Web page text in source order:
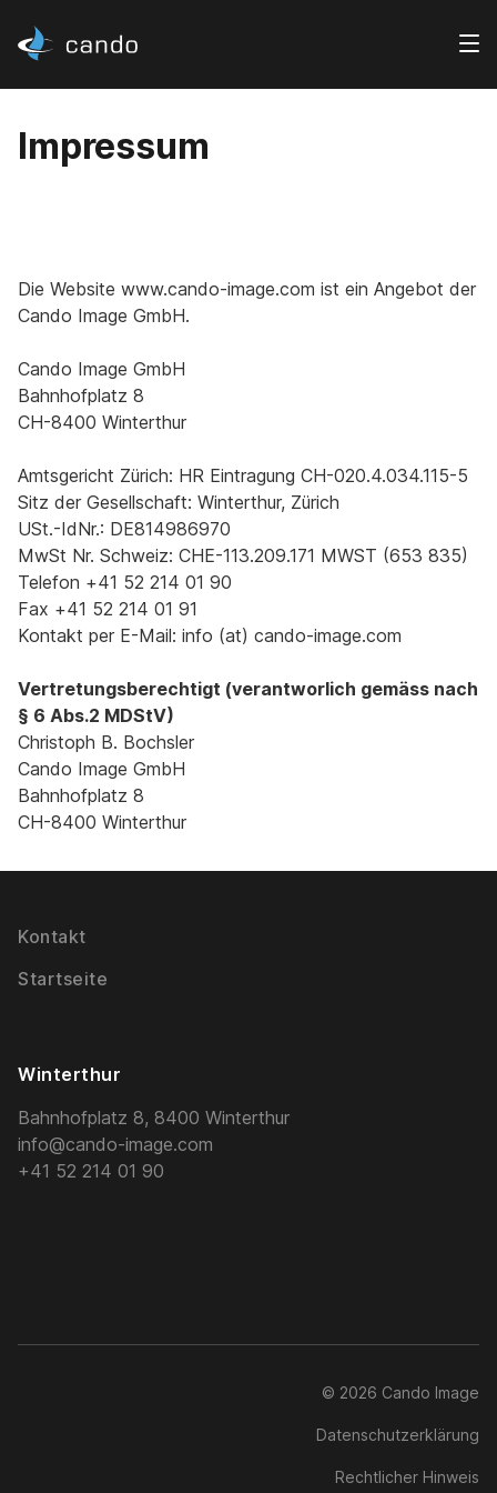
Impressum
Die Website www.cando-image.com ist ein Angebot der
Cando Image GmbH.
Cando Image GmbH
Bahnhofplatz 8
CH-8400 Winterthur
Amtsgericht Zürich: HR Eintragung CH-020.4.034.115-5
Sitz der Gesellschaft: Winterthur, Zürich
USt.-IdNr.: DE814986970
MwSt Nr. Schweiz: CHE-113.209.171 MWST (653 835)
Telefon +41 52 214 01 90
Fax +41 52 214 01 91
Kontakt per E-Mail: info (at) cando-image.com
Vertretungsberechtigt (verantworlich gemäss nach
§ 6 Abs.2 MDStV)
Christoph B. Bochsler
Cando Image GmbH
Bahnhofplatz 8
CH-8400 Winterthur
Kontakt
Startseite
Winterthur
Bahnhofplatz 8, 8400 Winterthur
info@cando-image.com
+41 52 214 01 90
© 2026 Cando Image
Datenschutzerklärung
Rechtlicher Hinweis